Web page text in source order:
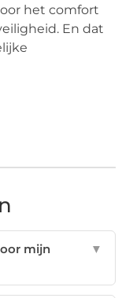
het comfort
En dat
mijn
▼